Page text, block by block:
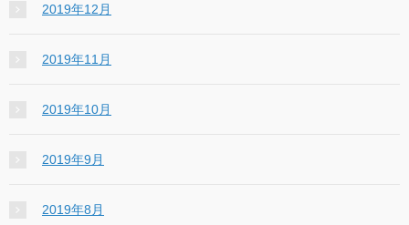
2019年12月
2019年11月
2019年10月
2019年9月
2019年8月